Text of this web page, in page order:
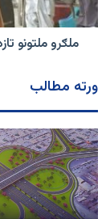
نغدي
مرستو
وېشملګرو ملتونو
ورته مطالب